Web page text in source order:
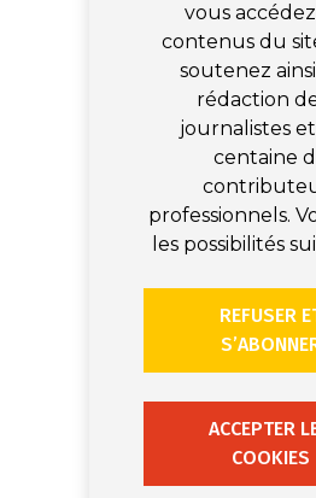
vous
contenus du
soutenez
rédaction
journalistes
centaine
professionnels.
les possibilités
REFUSER
ACCEPTER
COOKIES